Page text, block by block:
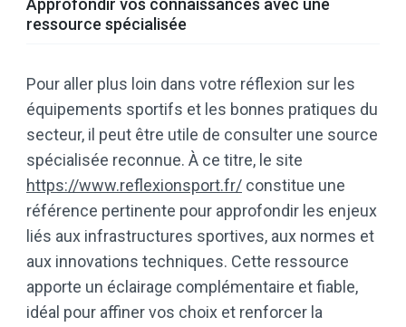
Approfondir vos connaissances avec une
ressource spécialisée
Pour aller plus loin dans votre réflexion sur les
équipements sportifs et les bonnes pratiques du
secteur, il peut être utile de consulter une source
spécialisée reconnue. À ce titre, le site
https://www.reflexionsport.fr/ constitue une
référence pertinente pour approfondir les enjeux
liés aux infrastructures sportives, aux normes et
aux innovations techniques. Cette ressource
apporte un éclairage complémentaire et fiable,
idéal pour affiner vos choix et renforcer la